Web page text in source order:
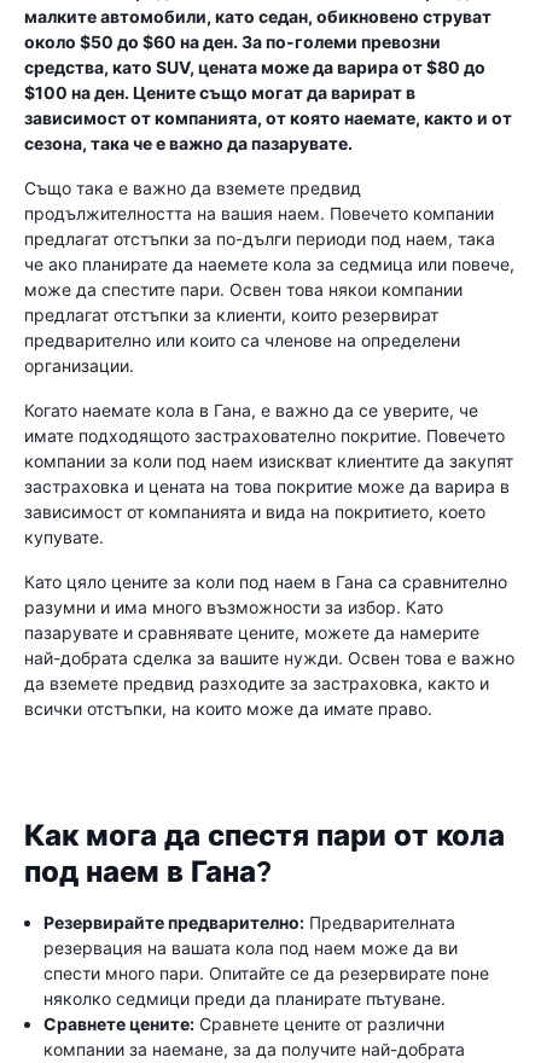
малките автомобили, като седан, обикновено струват
около $50 до $60 на ден. За по-големи превозни
средства, като SUV, цената може да варира от $80 до
$100 на ден. Цените също могат да варират в
зависимост от компанията, от която наемате, както и от
сезона, така че е важно да пазарувате.
Също така е важно да вземете предвид
продължителността на вашия наем. Повечето компании
предлагат отстъпки за по-дълги периоди под наем, така
че ако планирате да наемете кола за седмица или повече,
може да спестите пари. Освен това някои компании
предлагат отстъпки за клиенти, които резервират
предварително или които са членове на определени
организации.
Когато наемате кола в Гана, е важно да се уверите, че
имате подходящото застрахователно покритие. Повечето
компании за коли под наем изискват клиентите да закупят
застраховка и цената на това покритие може да варира в
зависимост от компанията и вида на покритието, което
купувате.
Като цяло цените за коли под наем в Гана са сравнително
разумни и има много възможности за избор. Като
пазарувате и сравнявате цените, можете да намерите
най-добрата сделка за вашите нужди. Освен това е важно
да вземете предвид разходите за застраховка, както и
всички отстъпки, на които може да имате право.
Как мога да спестя пари от кола
под наем в Гана?
Резервирайте предварително: Предварителната
резервация на вашата кола под наем може да ви
спести много пари. Опитайте се да резервирате поне
няколко седмици преди да планирате пътуване.
Сравнете цените: Сравнете цените от различни
компании за наемане, за да получите най-добрата